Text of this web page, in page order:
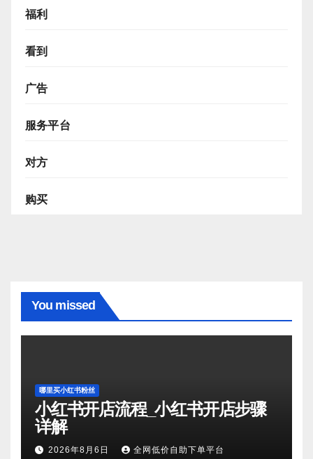
福利
看到
广告
服务平台
对方
购买
You missed
哪里买小红书粉丝
小红书开店流程_小红书开店步骤
详解
2026年8月6日 全网低价自助下单平台